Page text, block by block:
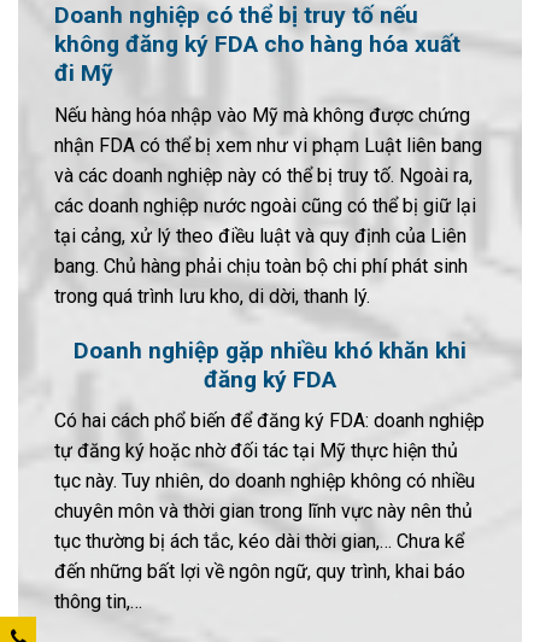
Doanh nghiệp có thể bị truy tố nếu
không đăng ký FDA cho hàng hóa xuất
đi Mỹ
Nếu hàng hóa nhập vào Mỹ mà không được chứng
nhận FDA có thể bị xem như vi phạm Luật liên bang
và các doanh nghiệp này có thể bị truy tố. Ngoài ra,
các doanh nghiệp nước ngoài cũng có thể bị giữ lại
tại cảng, xử lý theo điều luật và quy định của Liên
bang. Chủ hàng phải chịu toàn bộ chi phí phát sinh
trong quá trình lưu kho, di dời, thanh lý.
Doanh nghiệp gặp nhiều khó khăn khi
đăng ký FDA
Có hai cách phổ biến để đăng ký FDA: doanh nghiệp
tự đăng ký hoặc nhờ đối tác tại Mỹ thực hiện thủ
tục này. Tuy nhiên, do doanh nghiệp không có nhiều
chuyên môn và thời gian trong lĩnh vực này nên thủ
tục thường bị ách tắc, kéo dài thời gian,… Chưa kể
đến những bất lợi về ngôn ngữ, quy trình, khai báo
thông tin,…